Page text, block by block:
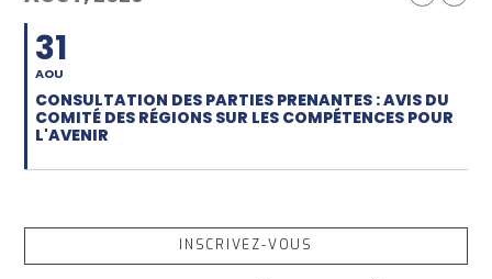
31
AOU
CONSULTATION DES PARTIES PRENANTES : AVIS DU
COMITÉ DES RÉGIONS SUR LES COMPÉTENCES POUR
L'AVENIR
INSCRIVEZ-VOUS